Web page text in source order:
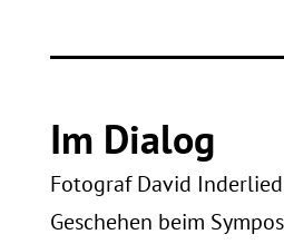
Im Dialog
Fotograf David
Geschehen beim